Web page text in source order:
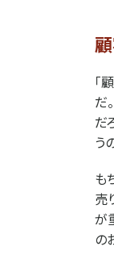
「
だ
だ
う
も
売
が
の